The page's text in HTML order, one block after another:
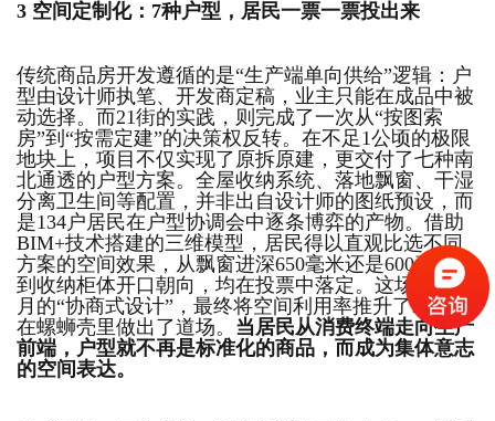
3 空间定制化：7种户型， 居民一票一票投出来
传统商品房开发遵循的是“生产端单向供给”逻辑：户
型由设计师执笔、开发商定稿，业主只能在成品中被
动选择。而21街的实践，则完成了一次从“按图索
房”到“按需定建”的决策权反转。在不足1公顷的极限
地块上，项目不仅实现了原拆原建，更交付了七种南
北通透的户型方案。全屋收纳系统、落地飘窗、干湿
分离卫生间等配置，并非出自设计师的图纸预设，而
是134户居民在户型协调会中逐条博弈的产物。借助
BIM+技术搭建的三维模型，居民得以直观比选不同
方案的空间效果，从飘窗进深650毫米还是600毫米，
到收纳柜体开口朝向，均在投票中落定。这场持续数
月的“协商式设计”，最终将空间利用率推升了20%，
在螺蛳壳里做出了道场。 当居民从消费终端走向生产
前端，户型就不再是标准化的商品，而成为集体意志
的空间表达。